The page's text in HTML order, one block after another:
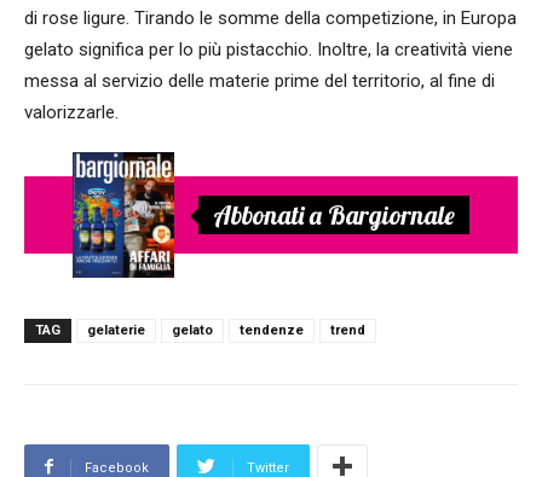
di rose ligure. Tirando le somme della competizione, in Europa
gelato significa per lo più pistacchio. Inoltre, la creatività viene
messa al servizio delle materie prime del territorio, al fine di
valorizzarle.
Abbonati a Bargiornale
TAG gelaterie gelato tendenze trend
Facebook Twitter